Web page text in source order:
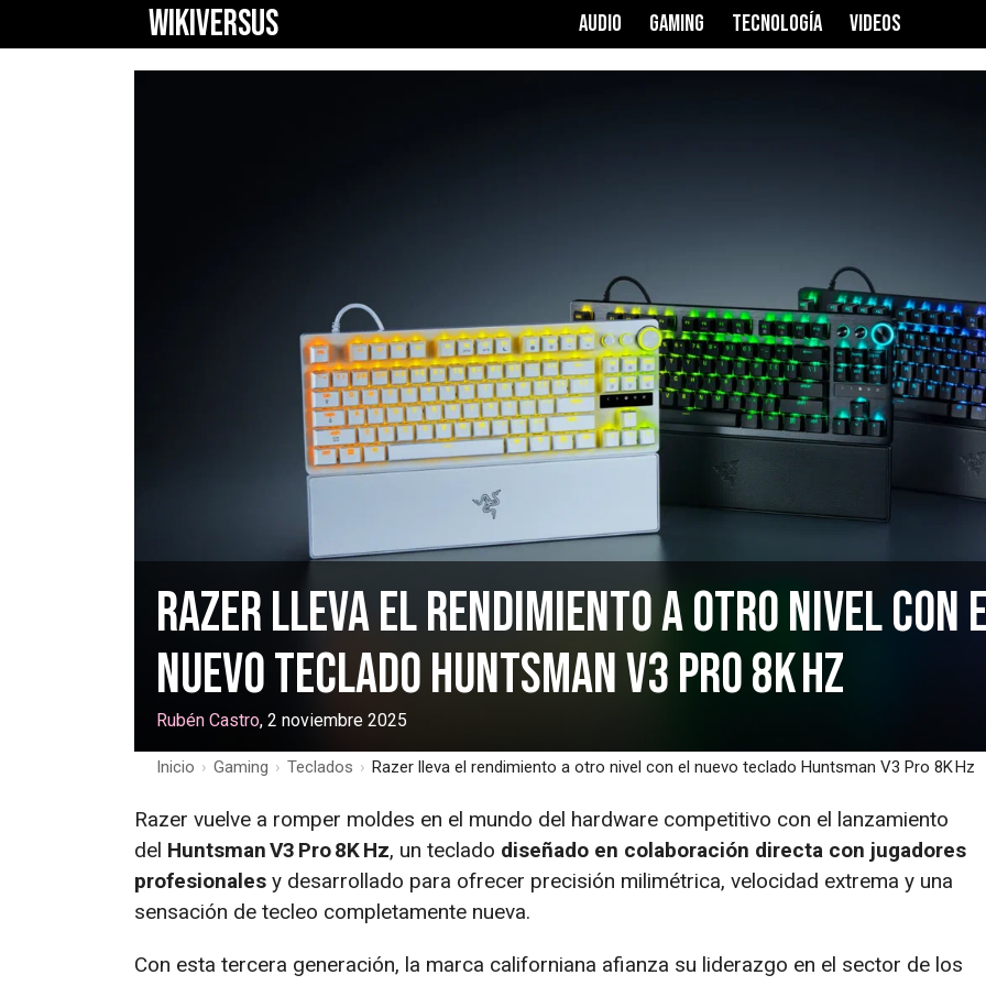
WIKIVERSUS AUDIO GAMING TECNOLOGÍA VIDEOS
Razer lleva el rendimiento a otro nivel con
nuevo teclado Huntsman V3 Pro 8K Hz
Rubén Castro, 2 noviembre 2025
Inicio › Gaming › Teclados › Razer lleva el rendimiento a otro nivel con el nuevo teclado Huntsman V3 Pro 8K Hz
Razer vuelve a romper moldes en el mundo del hardware competitivo con el lanzamiento
del Huntsman V3 Pro 8K Hz, un teclado diseñado en colaboración directa con jugadores
profesionales y desarrollado para ofrecer precisión milimétrica, velocidad extrema y una
sensación de tecleo completamente nueva.
Con esta tercera generación, la marca californiana afianza su liderazgo en el sector de los